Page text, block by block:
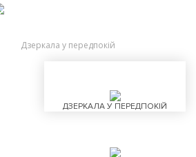
Дзеркала у передпокій
ДЗЕРКАЛА У ПЕРЕДПОКІЙ